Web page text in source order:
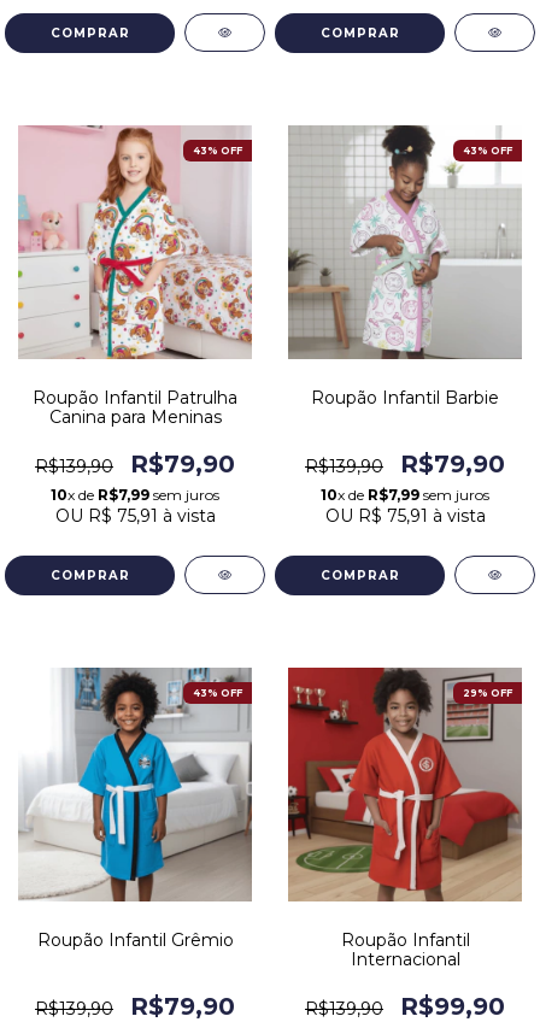
COMPRAR COMPRAR
43% OFF
Roupão Infantil Patrulha
Canina para Meninas
R$139,90 R$79,90
10x de R$7,99 sem juros
OU R$ 75,91 à vista
COMPRAR
43% OFF
Roupão Infantil Barbie
R$139,90 R$79,90
10x de R$7,99 sem juros
OU R$ 75,91 à vista
COMPRAR
43% OFF
Roupão Infantil Grêmio
R$139,90 R$79,90
29% OFF
Roupão Infantil
Internacional
R$139,90 R$99,90